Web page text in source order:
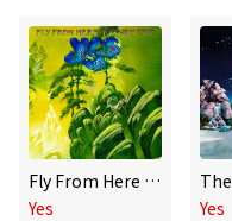
Fly From Here - Complete Return Trip
Yes
Yes